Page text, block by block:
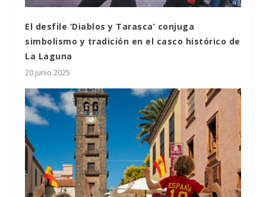
El desfile ‘Diablos y Tarasca’ conjuga
simbolismo y tradición en el casco histórico de
La Laguna
20 junio 2025